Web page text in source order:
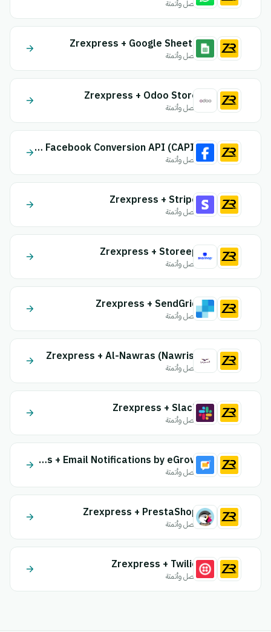
اتصل وأتمتة
Zrexpress + Google Sheets
اتصل وأتمتة
Zrexpress + Odoo Store
اتصل وأتمتة
Zrexpress + Facebook Conversion API (CAPI)
اتصل وأتمتة
Zrexpress + Stripe
اتصل وأتمتة
Zrexpress + Storeep
اتصل وأتمتة
Zrexpress + SendGrid
اتصل وأتمتة
Zrexpress + Al-Nawras (Nawris)
اتصل وأتمتة
Zrexpress + Slack
اتصل وأتمتة
Zrexpress + Email Notifications by eGrow
اتصل وأتمتة
Zrexpress + PrestaShop
اتصل وأتمتة
Zrexpress + Twilio
اتصل وأتمتة